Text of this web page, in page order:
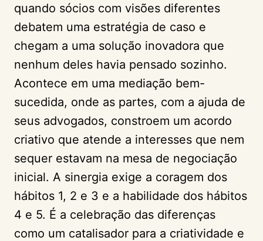
quando sócios com visões diferentes
debatem uma estratégia de caso e
chegam a uma solução inovadora que
nenhum deles havia pensado sozinho.
Acontece em uma mediação bem-
sucedida, onde as partes, com a ajuda de
seus advogados, constroem um acordo
criativo que atende a interesses que nem
sequer estavam na mesa de negociação
inicial. A sinergia exige a coragem dos
hábitos 1, 2 e 3 e a habilidade dos hábitos
4 e 5. É a celebração das diferenças
como um catalisador para a criatividade e